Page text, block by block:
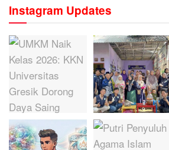
Instagram Updates